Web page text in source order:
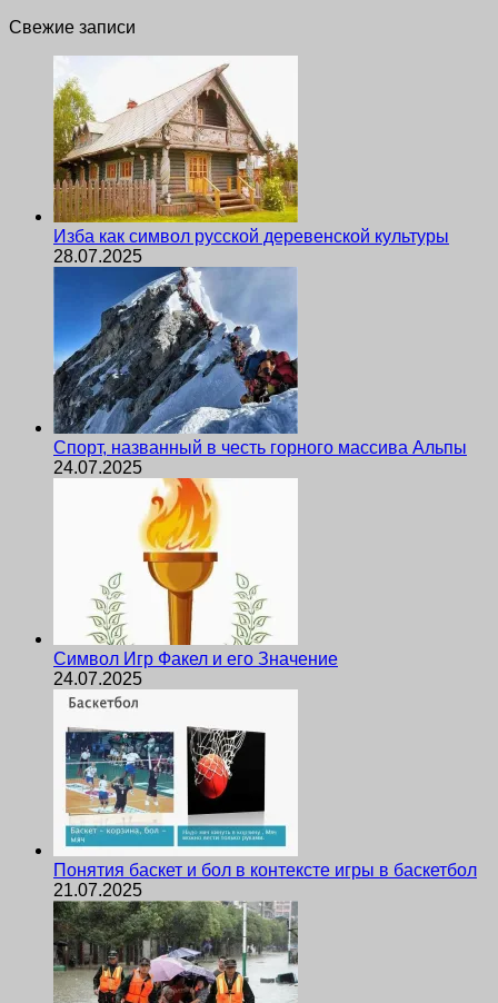
Свежие записи
Изба как символ русской деревенской культуры
28.07.2025
Спорт, названный в честь горного массива Альпы
24.07.2025
Символ Игр Факел и его Значение
24.07.2025
Понятия баскет и бол в контексте игры в баскетбол
21.07.2025